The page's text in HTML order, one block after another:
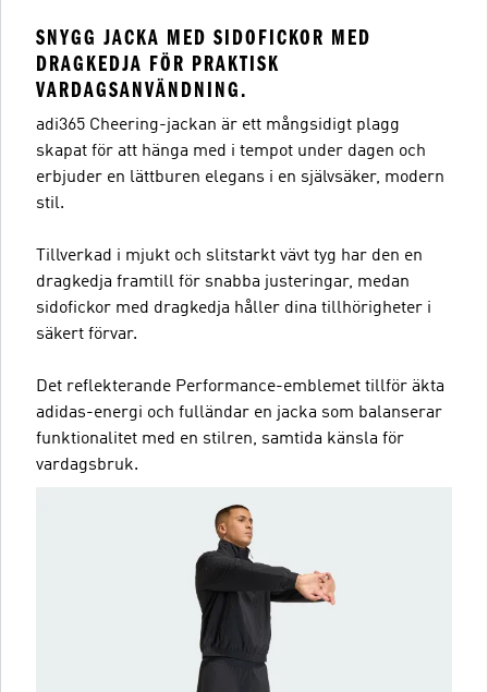
SNYGG JACKA MED SIDOFICKOR MED
DRAGKEDJA FÖR PRAKTISK
VARDAGSANVÄNDNING.
adi365 Cheering-jackan är ett mångsidigt plagg
skapat för att hänga med i tempot under dagen och
erbjuder en lättburen elegans i en självsäker, modern
stil.
Tillverkad i mjukt och slitstarkt vävt tyg har den en
dragkedja framtill för snabba justeringar, medan
sidofickor med dragkedja håller dina tillhörigheter i
säkert förvar.
Det reflekterande Performance-emblemet tillför äkta
adidas-energi och fulländar en jacka som balanserar
funktionalitet med en stilren, samtida känsla för
vardagsbruk.